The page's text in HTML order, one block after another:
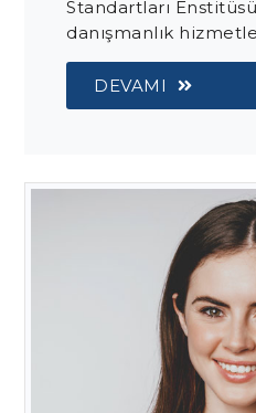
Standartları
danışmanlık
DEVAMI